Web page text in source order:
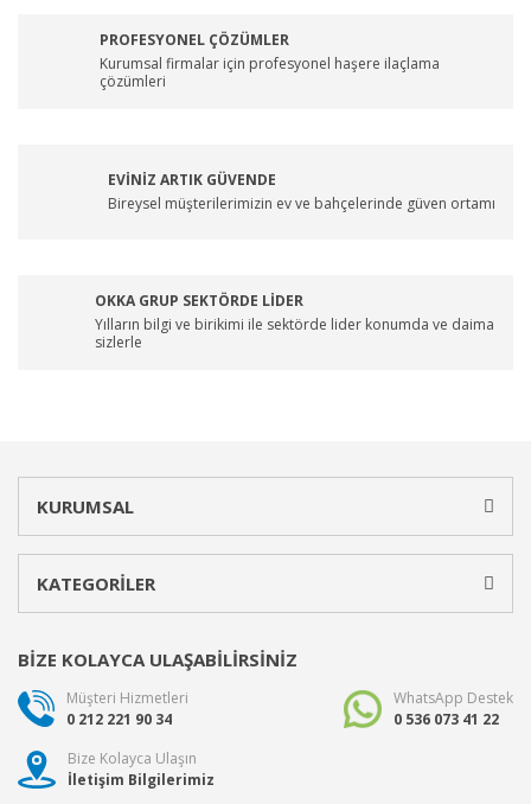
PROFESYONEL ÇÖZÜMLER
Kurumsal firmalar için profesyonel haşere ilaçlama
çözümleri
EVİNİZ ARTIK GÜVENDE
Bireysel müşterilerimizin ev ve bahçelerinde güven ortamı
OKKA GRUP SEKTÖRDE LİDER
Yılların bilgi ve birikimi ile sektörde lider konumda ve daima
sizlerle
KURUMSAL
KATEGORİLER
BİZE KOLAYCA ULAŞABİLİRSİNİZ
Müşteri Hizmetleri
0 212 221 90 34
WhatsApp Destek
0 536 073 41 22
Bize Kolayca Ulaşın
İletişim Bilgilerimiz